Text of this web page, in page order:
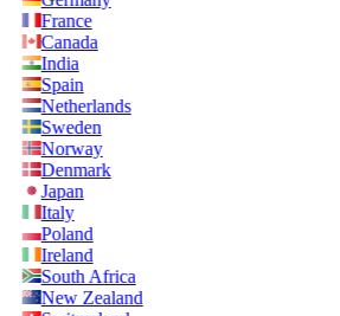
France
Canada
India
Spain
Netherlands
Sweden
Norway
Denmark
Japan
Italy
Poland
Ireland
South Africa
New Zealand